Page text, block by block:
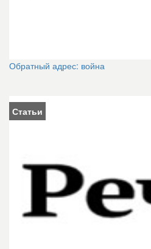
Обратный адрес: война
Статьи